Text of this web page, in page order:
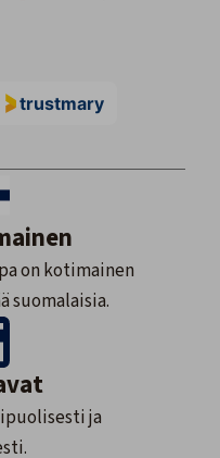
trustmary
on kotimainen
suomalaisia.
ja